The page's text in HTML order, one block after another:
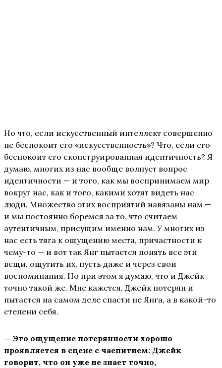
Но что, если искусственный интеллект совершенно
не беспокоит его «искусственность»? Что, если его
беспокоит его сконструированная идентичность? Я
думаю, многих из нас вообще волнует вопрос
идентичности — и того, как мы воспринимаем мир
вокруг нас, как и того, какими хотят видеть нас
люди. Множество этих восприятий навязаны нам —
и мы постоянно боремся за то, что считаем
аутентичным, присущим именно нам. У многих из
нас есть тяга к ощущению места, причастности к
чему-то — и вот так Янг пытается понять все эти
вещи, ощутить их, пусть даже и через свои
воспоминания. Но при этом я думаю, что и Джейк
точно такой же. Мне кажется, Джейк потерян и
пытается на самом деле спасти не Янга, а в какой-то
степени себя.
— Это ощущение потерянности хорошо
проявляется в сцене с чаепитием: Джейк
говорит, что он уже не знает точно,